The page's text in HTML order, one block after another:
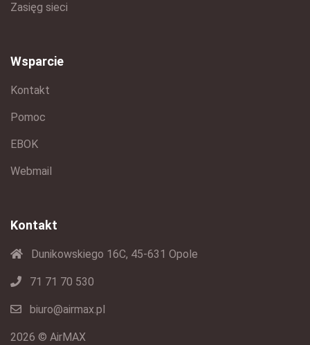
Zasięg sieci
Wsparcie
Kontakt
Pomoc
EBOK
Webmail
Kontakt
Dunikowskiego 16C, 45-631 Opole
71 71 70 530
biuro@airmax.pl
2026 © AirMAX